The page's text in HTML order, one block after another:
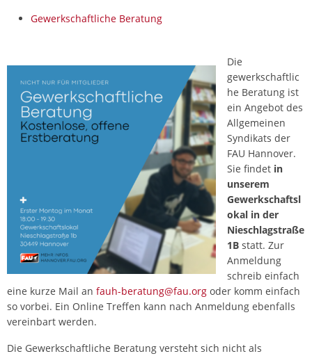
Gewerkschaftliche Beratung
Die
gewerkschaftlic
he Beratung ist
ein Angebot des
Allgemeinen
Syndikats der
FAU Hannover.
Sie findet in
unserem
Gewerkschaftsl
okal in der
Nieschlagstraße
1B statt. Zur
Anmeldung
schreib einfach
eine kurze Mail an fauh-beratung@fau.org oder komm einfach
so vorbei. Ein Online Treffen kann nach Anmeldung ebenfalls
vereinbart werden.
Die Gewerkschaftliche Beratung versteht sich nicht als